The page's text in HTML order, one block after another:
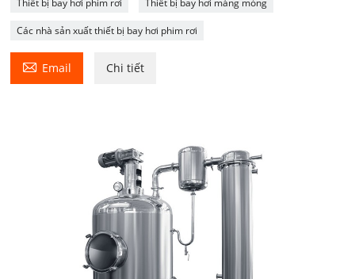
Các nhà sản xuất thiết bị bay hơi phim rơi
 Email Chi tiết